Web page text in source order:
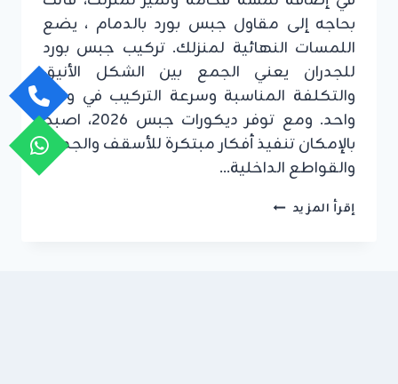
بحاجه إلى مقاول جبس بورد بالدمام ، يضع
اللمسات النهائية لمنزلك. تركيب جبس بورد
للجدران يعني الجمع بين الشكل الأنيق
والتكلفة المناسبة وسرعة التركيب في وقت
واحد. ومع توفر ديكورات جبس 2026، اصبح
بالإمكان تنفيذ أفكار مبتكرة للأسقف والجدران
والقواطع الداخلية…
إقرأ المزيد مقاول